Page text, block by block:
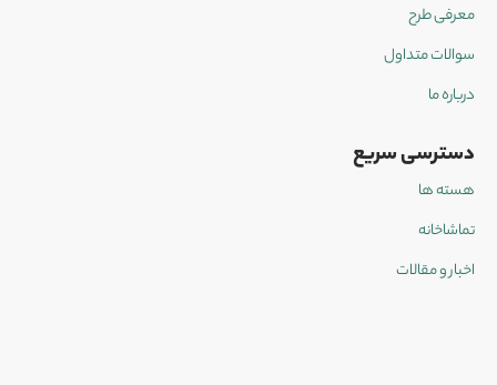
معرفی طرح
سوالات متداول
درباره ما
دسترسی سریع
هسته ها
تماشاخانه
اخبار و مقالات